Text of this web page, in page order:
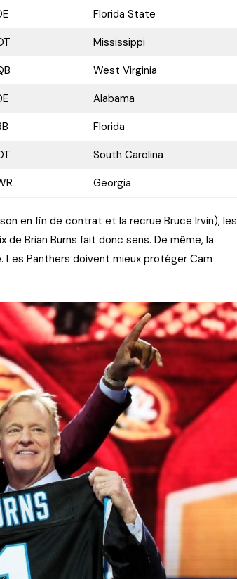
Florida State
Mississippi
West Virginia
Alabama
Florida
South Carolina
Georgia
en fin de contrat et la recrue Bruce Irvin), les
Brian Burns fait donc sens. De même, la
Les Panthers doivent mieux protéger Cam